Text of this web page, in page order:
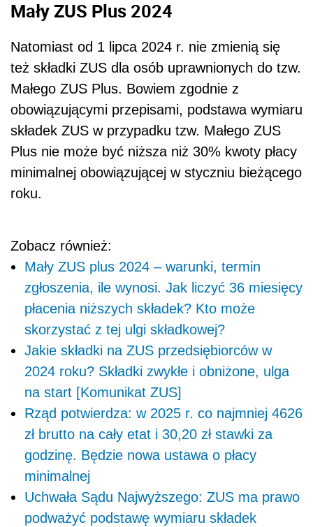
Mały ZUS Plus 2024
Natomiast od 1 lipca 2024 r. nie zmienią się
też składki ZUS dla osób uprawnionych do tzw.
Małego ZUS Plus. Bowiem zgodnie z
obowiązującymi przepisami, podstawa wymiaru
składek ZUS w przypadku tzw. Małego ZUS
Plus nie może być niższa niż 30% kwoty płacy
minimalnej obowiązującej w styczniu bieżącego
roku.
Zobacz również:
Mały ZUS plus 2024 – warunki, termin
zgłoszenia, ile wynosi. Jak liczyć 36 miesięcy
płacenia niższych składek? Kto może
skorzystać z tej ulgi składkowej?
Jakie składki na ZUS przedsiębiorców w
2024 roku? Składki zwykłe i obniżone, ulga
na start [Komunikat ZUS]
Rząd potwierdza: w 2025 r. co najmniej 4626
zł brutto na cały etat i 30,20 zł stawki za
godzinę. Będzie nowa ustawa o płacy
minimalnej
Uchwała Sądu Najwyższego: ZUS ma prawo
podważyć podstawę wymiaru składek